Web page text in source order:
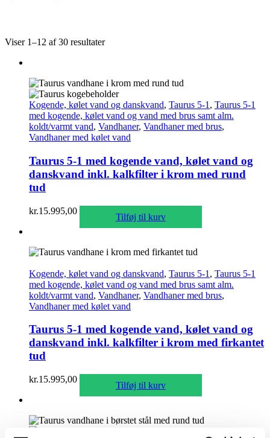
Viser 1–12 af 30 resultater
Kogende, kølet vand og danskvand, Taurus 5-1 , Taurus 5-1
med kogende, kølet vand og vand med brus samt alm.
koldt/varmt vand, Vandhaner, Vandhaner med brus,
Vandhaner med kølet vand
Taurus 5-1 med kogende vand, kølet vand og
danskvand inkl. kalkfilter i krom med rund
tud
kr.15.995,00
Tilføj til kurv
Kogende, kølet vand og danskvand, Taurus 5-1 , Taurus 5-1
med kogende, kølet vand og vand med brus samt alm.
koldt/varmt vand, Vandhaner, Vandhaner med brus,
Vandhaner med kølet vand
Taurus 5-1 med kogende vand, kølet vand og
danskvand inkl. kalkfilter i krom med firkantet
tud
kr.15.995,00
Tilføj til kurv